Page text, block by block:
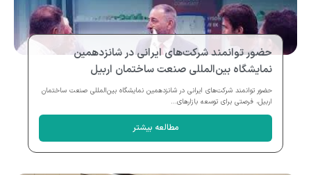
حضور توانمند شرکت‌های ایرانی در شانزدهمین
نمایشگاه بین‌المللی صنعت ساختمان اربیل
حضور توانمند شرکت‌های ایرانی در شانزدهمین نمایشگاه بین‌المللی صنعت ساختمان
اربیل، فرصتی برای توسعه بازارهای...
مطالعه بیشتر